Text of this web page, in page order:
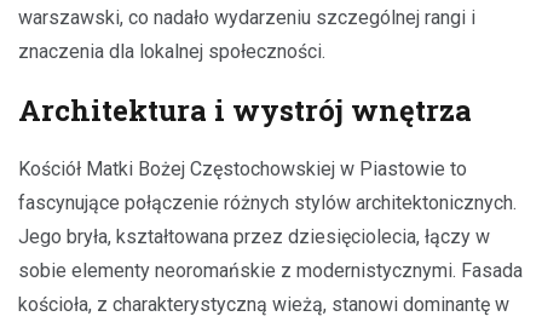
warszawski, co nadało wydarzeniu szczególnej rangi i
znaczenia dla lokalnej społeczności.
Architektura i wystrój wnętrza
Kościół Matki Bożej Częstochowskiej w Piastowie to
fascynujące połączenie różnych stylów architektonicznych.
Jego bryła, kształtowana przez dziesięciolecia, łączy w
sobie elementy neoromańskie z modernistycznymi. Fasada
kościoła, z charakterystyczną wieżą, stanowi dominantę w